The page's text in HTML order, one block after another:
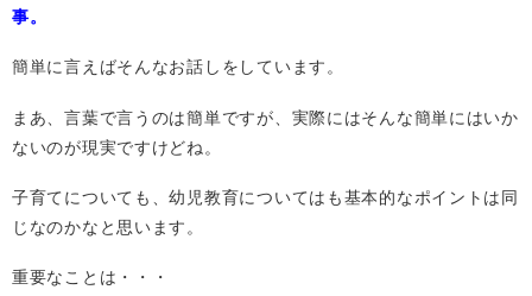
事。
簡単に言えばそんなお話しをしています。
まあ、言葉で言うのは簡単ですが、実際にはそんな簡単にはいか
ないのが現実ですけどね。
子育てについても、幼児教育についてはも基本的なポイントは同
じなのかなと思います。
重要なことは・・・